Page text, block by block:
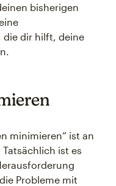
bisherigen
die dir hilft, deine
minimieren“ ist an
ist es
Probleme mit